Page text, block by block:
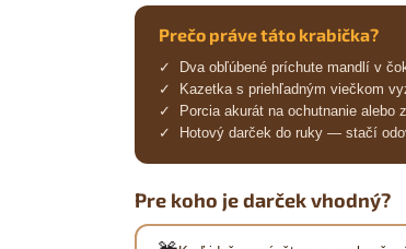
Prečo práve táto krabička?
✓ Dva obľúbené príchute mandlí v
✓ Kazetka s priehľadným viečkom
✓ Porcia akurát na ochutnanie alebo
✓ Hotový darček do ruky — stačí
Pre koho je darček vhodný?